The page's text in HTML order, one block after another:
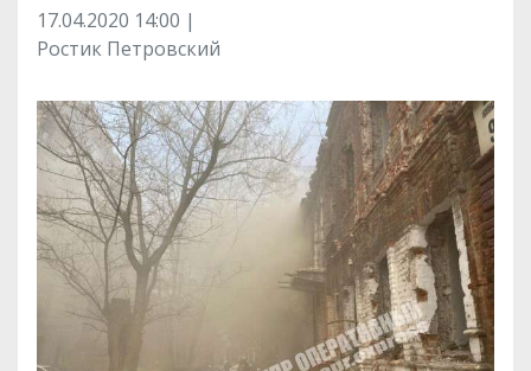
17.04.2020 14:00 |
Ростик Петровский